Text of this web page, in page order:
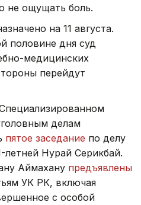
не ощущать боль.
на 11 августа.
половине дня суд
медицинских
перейдут
делам
пятое заседание по делу
летней Нурай Серикбай.
Аймахану предъявлены
УК РК, включая
с особой